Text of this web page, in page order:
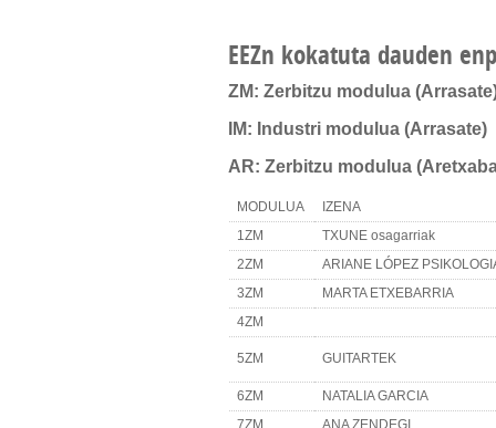
EEZn kokatuta dauden
ZM: Zerbitzu modulua
IM: Industri modulua (Arrasate)
AR: Zerbitzu modulua
MODULUA
IZENA
1ZM
TXUNE osagarriak
2ZM
ARIANE LÓPEZ
3ZM
MARTA ETXEBARRIA
4ZM
5ZM GUITARTEK
6ZM
NATALIA GARCIA
7ZM
ANA ZENDEGI